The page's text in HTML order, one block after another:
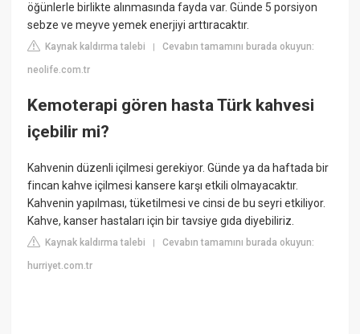
öğünlerle birlikte alınmasında fayda var. Günde 5 porsiyon
sebze ve meyve yemek enerjiyi arttıracaktır.
Kaynak kaldırma talebi |Cevabın tamamını burada okuyun:
neolife.com.tr
Kemoterapi gören hasta Türk kahvesi
içebilir mi?
Kahvenin düzenli içilmesi gerekiyor. Günde ya da haftada bir
fincan kahve içilmesi kansere karşı etkili olmayacaktır.
Kahvenin yapılması, tüketilmesi ve cinsi de bu seyri etkiliyor.
Kahve, kanser hastaları için bir tavsiye gıda diyebiliriz.
Kaynak kaldırma talebi |Cevabın tamamını burada okuyun:
hurriyet.com.tr